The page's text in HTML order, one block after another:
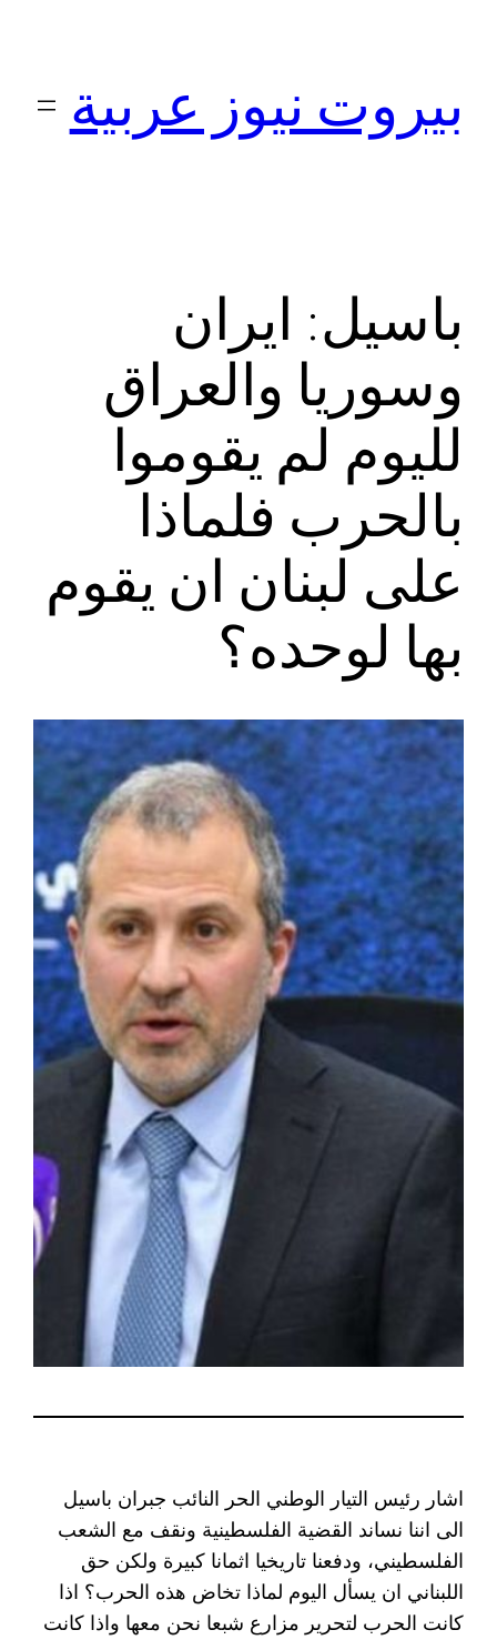
بيروت نيوز عربية
باسيل: ايران
وسوريا والعراق
لليوم لم يقوموا
بالحرب فلماذا
على لبنان ان يقوم
بها لوحده؟
اشار رئيس التيار الوطني الحر النائب جبران باسيل
الى اننا نساند القضية الفلسطينية ونقف مع الشعب
الفلسطيني، ودفعنا تاريخيا اثمانا كبيرة ولكن حق
اللبناني ان يسأل اليوم لماذا تخاض هذه الحرب؟ اذا
كانت الحرب لتحرير مزارع شبعا نحن معها واذا كانت